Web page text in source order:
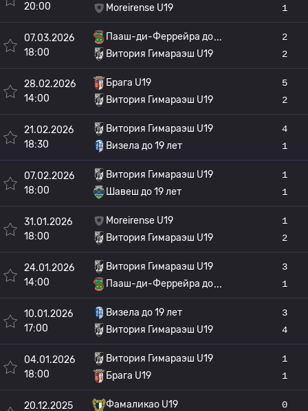
20:00
Moreirense U19
1
07.03.2026
18:00
Пааш-ди-Феррейра до
Витория Гимараэш U19
2
2
28.02.2026
14:00
Брага U19
Витория Гимараэш U19
5
2
21.02.2026
18:30
Витория Гимараэш U19
Визела до 19 лет
4
1
07.02.2026
18:00
Витория Гимараэш U19
Шавеш до 19 лет
1
1
31.01.2026
18:00
Moreirense U19
Витория Гимараэш U19
1
2
24.01.2026
14:00
Витория Гимараэш U19
Пааш-ди-Феррейра до
3
1
10.01.2026
17:00
Визела до 19 лет
Витория Гимараэш U19
3
4
04.01.2026
18:00
Витория Гимараэш U19
Брага U19
1
1
20.12.2025
Фамаликао U19
0